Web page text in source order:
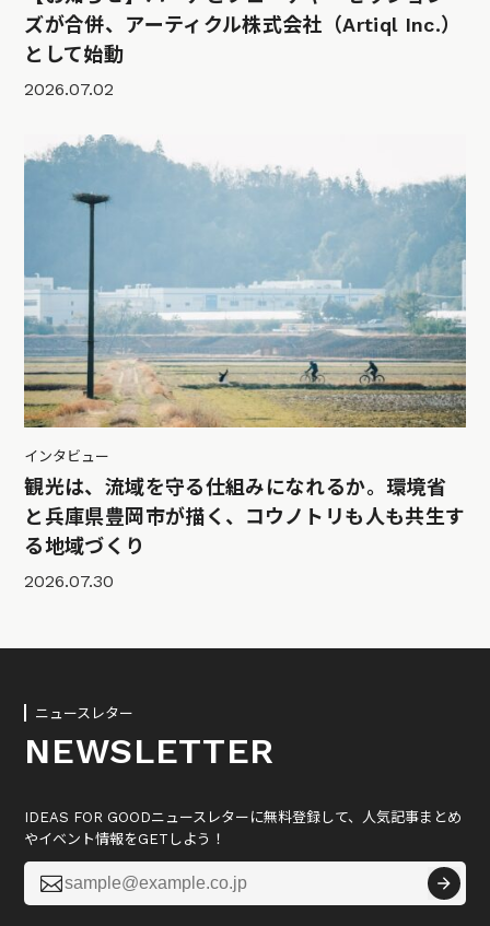
ズが合併、アーティクル株式会社（Artiql Inc.）
として始動
2026.07.02
インタビュー
観光は、流域を守る仕組みになれるか。環境省
と兵庫県豊岡市が描く、コウノトリも人も共生す
る地域づくり
2026.07.30
ニュースレター
NEWSLETTER
IDEAS FOR GOODニュースレターに無料登録して、人気記事まとめ
やイベント情報をGETしよう！
